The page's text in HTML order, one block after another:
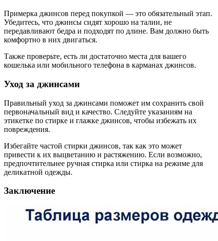
Примерка джинсов перед покупкой — это обязательный этап.
Убедитесь, что джинсы сидят хорошо на талии, не
передавливают бедра и подходят по длине. Вам должно быть
комфортно в них двигаться.
Также проверьте, есть ли достаточно места для вашего
кошелька или мобильного телефона в карманах джинсов.
Уход за джинсами
Правильный уход за джинсами поможет им сохранить свой
первоначальный вид и качество. Следуйте указаниям на
этикетке по стирке и глажке джинсов, чтобы избежать их
повреждения.
Избегайте частой стирки джинсов, так как это может
привести к их выцветанию и растяжению. Если возможно,
предпочтительнее ручная стирка или стирка на режиме для
деликатной одежды.
Заключение